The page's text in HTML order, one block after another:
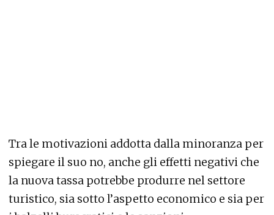
Tra le motivazioni addotta dalla minoranza per
spiegare il suo no, anche gli effetti negativi che
la nuova tassa potrebbe produrre nel settore
turistico, sia sotto l’aspetto economico e sia per